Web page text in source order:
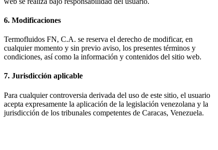
6. Modificaciones
Termofluidos FN, C.A. se reserva el derecho de modificar, en
cualquier momento y sin previo aviso, los presentes términos y
condiciones, así como la información y contenidos del sitio web.
7. Jurisdicción aplicable
Para cualquier controversia derivada del uso de este sitio, el usuario
acepta expresamente la aplicación de la legislación venezolana y la
jurisdicción de los tribunales competentes de Caracas, Venezuela.